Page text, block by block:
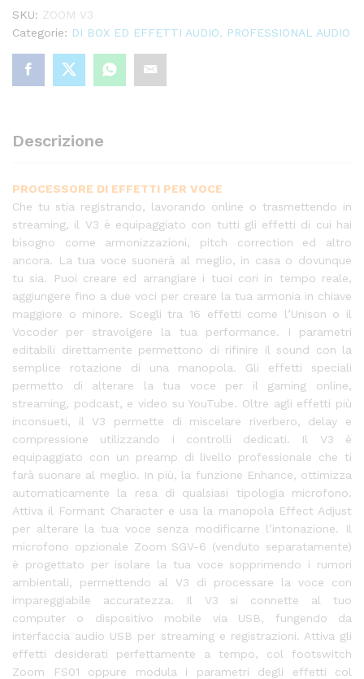
SKU: ZOOM V3
Categorie: DI BOX ED EFFETTI AUDIO PROFESSIONAL AUDIO
Descrizione
PROCESSORE DI EFFETTI PER VOCE
Che tu stia registrando, lavorando online o trasmettendo in
streaming, il V3 è equipaggiato con tutti gli effetti di cui hai
bisogno come armonizzazioni, pitch correction ed altro
ancora. La tua voce suonerà al meglio, in casa o dovunque
tu sia. Puoi creare ed arrangiare i tuoi cori in tempo reale,
aggiungere fino a due voci per creare la tua armonia in chiave
maggiore o minore. Scegli tra 16 effetti come l’Unison o il
Vocoder per stravolgere la tua performance. I parametri
editabili direttamente permettono di rifinire il sound con la
semplice rotazione di una manopola. Gli effetti speciali
permetto di alterare la tua voce per il gaming online,
streaming, podcast, e video su YouTube. Oltre agli effetti più
inconsueti, il V3 permette di miscelare riverbero, delay e
compressione utilizzando i controlli dedicati. Il V3 è
equipaggiato con un preamp di livello professionale che ti
farà suonare al meglio. In più, la funzione Enhance, ottimizza
automaticamente la resa di qualsiasi tipologia microfono.
Attiva il Formant Character e usa la manopola Effect Adjust
per alterare la tua voce senza modificarne l’intonazione. Il
microfono opzionale Zoom SGV-6 (venduto separatamente)
è progettato per isolare la tua voce sopprimendo i rumori
ambientali, permettendo al V3 di processare la voce con
impareggiabile accuratezza. Il V3 si connette al tuo
computer o dispositivo mobile via USB, fungendo da
interfaccia audio USB per streaming e registrazioni. Attiva gli
effetti desiderati perfettamente a tempo, col footswitch
Zoom FS01 oppure modula i parametri degli effetti col